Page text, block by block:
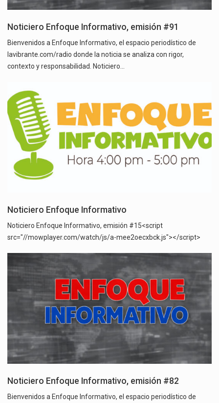
Noticiero Enfoque Informativo, emisión #91
Bienvenidos a Enfoque Informativo, el espacio periodístico de
lavibrante.com/radio donde la noticia se analiza con rigor,
contexto y responsabilidad. Noticiero…
Noticiero Enfoque Informativo
Noticiero Enfoque Informativo, emisión #15<script
src="//mowplayer.com/watch/js/a-mee2oecxbck.js"></script>
Noticiero Enfoque Informativo, emisión #82
Bienvenidos a Enfoque Informativo, el espacio periodístico de